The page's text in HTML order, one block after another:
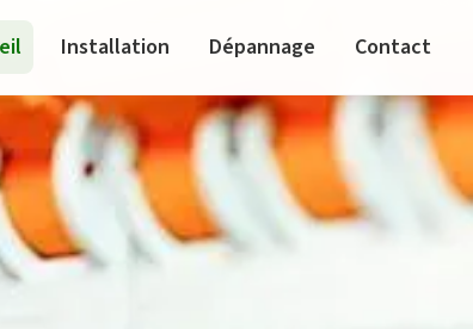
Installation Dépannage Contact